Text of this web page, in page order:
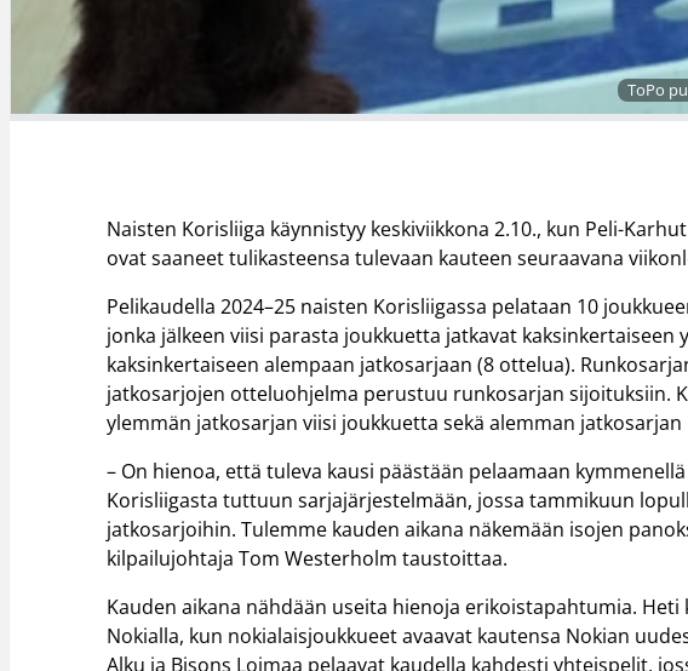
ToPo
Naisten Korisliiga käynnistyy keskiviikkona 2.10., kun Peli-
ovat saaneet tulikasteensa tulevaan kauteen seuraavana
Pelikaudella 2024–25 naisten Korisliigassa pelataan 10
jonka jälkeen viisi parasta joukkuetta jatkavat kaksinkertaiseen
kaksinkertaiseen alempaan jatkosarjaan (8 ottelua).
jatkosarjojen otteluohjelma perustuu runkosarjan sijoituksiin.
ylemmän jatkosarjan viisi joukkuetta sekä alemman
– On hienoa, että tuleva kausi päästään pelaamaan
Korisliigasta tuttuun sarjajärjestelmään, jossa tammikuun
jatkosarjoihin. Tulemme kauden aikana näkemään isojen
kilpailujohtaja Tom Westerholm taustoittaa.
Kauden aikana nähdään useita hienoja erikoistapahtumia.
Nokialla, kun nokialaisjoukkueet avaavat kautensa Nokian
Alku ja Bisons Loimaa pelaavat kaudella kahdesti yhteispelit,